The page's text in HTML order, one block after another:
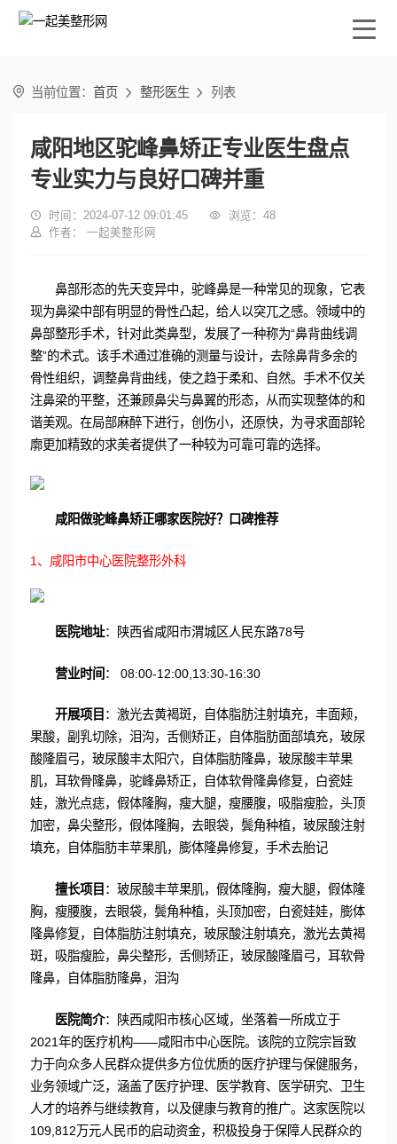
 当前位置：首页  整形医生  列表
咸阳地区驼峰鼻矫正专业医生盘点
专业实力与良好口碑并重
 时间：2024-07-12 09:01:45  浏览： 48
 作者： 一起美整形网
鼻部形态的先天变异中，驼峰鼻是一种常见的现象，它表
现为鼻梁中部有明显的骨性凸起，给人以突兀之感。领域中的
鼻部整形手术，针对此类鼻型，发展了一种称为“鼻背曲线调
整”的术式。该手术通过准确的测量与设计，去除鼻背多余的
骨性组织，调整鼻背曲线，使之趋于柔和、自然。手术不仅关
注鼻梁的平整，还兼顾鼻尖与鼻翼的形态，从而实现整体的和
谐美观。在局部麻醉下进行，创伤小，还原快，为寻求面部轮
廓更加精致的求美者提供了一种较为可靠可靠的选择。
咸阳做驼峰鼻矫正哪家医院好？口碑推荐
1、咸阳市中心医院整形外科
医院地址：陕西省咸阳市渭城区人民东路78号
营业时间 ： 08:00-12:00,13:30-16:30
开展项目 ：激光去黄褐斑，自体脂肪注射填充，丰面颊，
果酸，副乳切除，泪沟，舌侧矫正，自体脂肪面部填充，玻尿
酸隆眉弓，玻尿酸丰太阳穴，自体脂肪隆鼻，玻尿酸丰苹果
肌，耳软骨隆鼻，驼峰鼻矫正，自体软骨隆鼻修复，白瓷娃
娃，激光点痣，假体隆胸，瘦大腿，瘦腰腹，吸脂瘦脸，头顶
加密，鼻尖整形，假体隆胸，去眼袋，鬓角种植，玻尿酸注射
填充，自体脂肪丰苹果肌，膨体隆鼻修复，手术去胎记
擅长项目 ：玻尿酸丰苹果肌，假体隆胸，瘦大腿，假体隆
胸，瘦腰腹，去眼袋，鬓角种植，头顶加密，白瓷娃娃，膨体
隆鼻修复，自体脂肪注射填充，玻尿酸注射填充，激光去黄褐
斑，吸脂瘦脸，鼻尖整形，舌侧矫正，玻尿酸隆眉弓，耳软骨
隆鼻，自体脂肪隆鼻，泪沟
医院简介：陕西咸阳市核心区域，坐落着一所成立于
2021年的医疗机构——咸阳市中心医院。该院的立院宗旨致
力于向众多人民群众提供多方位优质的医疗护理与保健服务，
业务领域广泛，涵盖了医疗护理、医学教育、医学研究、卫生
人才的培养与继续教育，以及健康与教育的推广。这家医院以
109,812万元人民币的启动资金，积极投身于保障人民群众的